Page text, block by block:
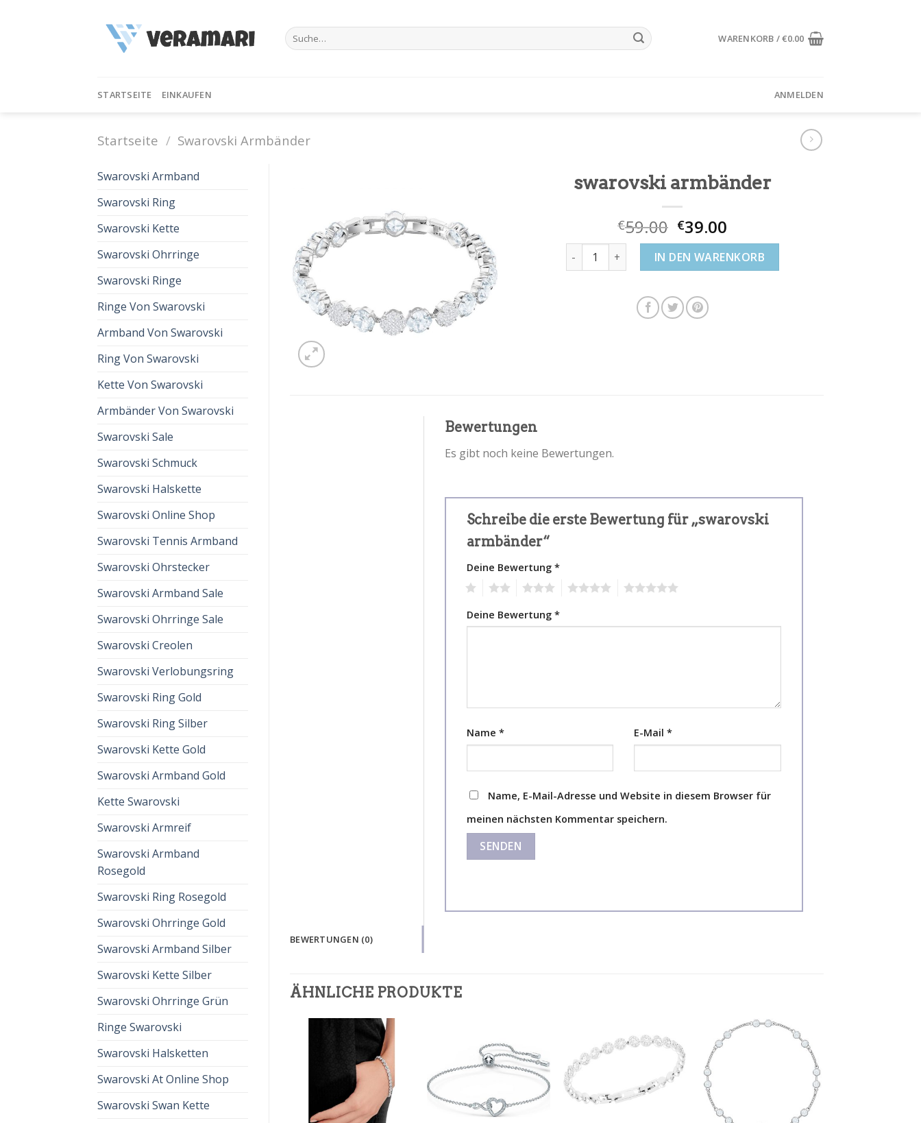
Suche
nach:
WARENKORB /€0.00
STARTSEITE EINKAUFEN ANMELDEN
Startseite / Swarovski Armbänder
Swarovski Armband
Swarovski Ring
Swarovski Kette
Swarovski Ohrringe
Swarovski Ringe
Ringe Von Swarovski
Armband Von Swarovski
Ring Von Swarovski
Kette Von Swarovski
Armbänder Von Swarovski
Swarovski Sale
Swarovski Schmuck
Swarovski Halskette
Swarovski Online Shop
Swarovski Tennis Armband
Swarovski Ohrstecker
Swarovski Armband Sale
Swarovski Ohrringe Sale
Swarovski Creolen
Swarovski Verlobungsring
Swarovski Ring Gold
Swarovski Ring Silber
Swarovski Kette Gold
Swarovski Armband Gold
Kette Swarovski
Swarovski Armreif
Swarovski Armband
Rosegold
Swarovski Ring Rosegold
Swarovski Ohrringe Gold
Swarovski Armband Silber
Swarovski Kette Silber
Swarovski Ohrringe Grün
Ringe Swarovski
Swarovski Halsketten
Swarovski At Online Shop
Swarovski Swan Kette
swarovski armbänder
€59.00 €39.00
swarovski armbänder MengeIN DEN WARENKORB
BEWERTUNGEN (0)
Bewertungen
Es gibt noch keine Bewertungen.
Schreibe die erste Bewertung für „swarovski
armbänder“
Deine Bewertung *
Deine Bewertung *
Name * E-Mail*
Name, E-Mail-Adresse und Website in diesem Browser für
meinen nächsten Kommentar speichern.
ÄHNLICHE PRODUKTE